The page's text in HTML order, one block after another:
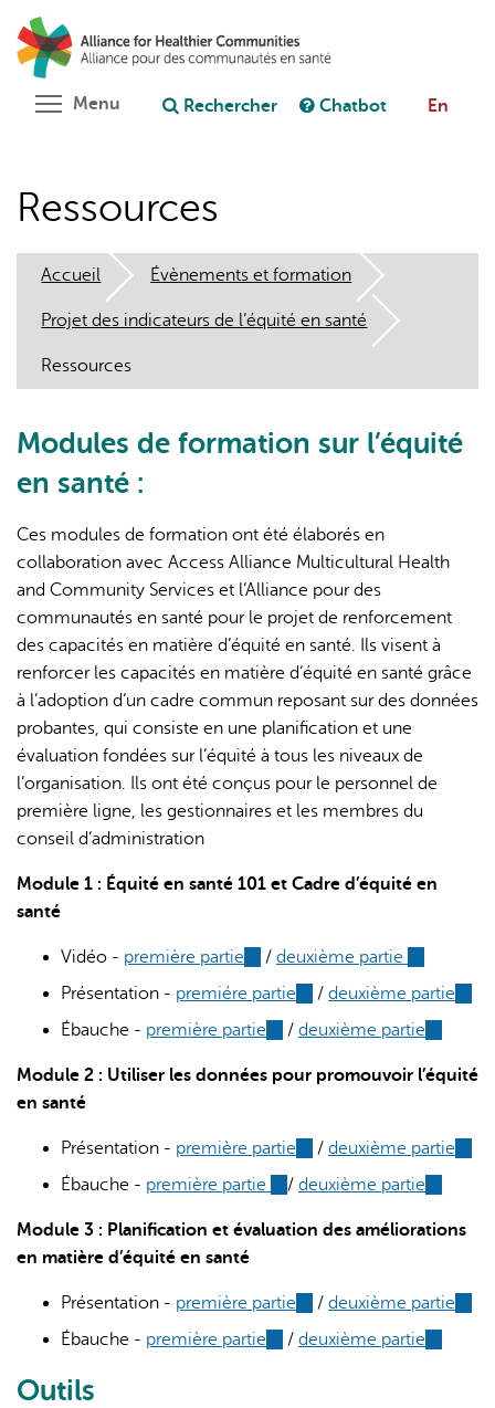
Aller
au
contenu
principal
Poser une question au chatbot
L'IA peut afficher des informations incorrectes, veuillez donc
vérifier toute réponse.
Menu Toggle menu visibility
Rechercher Chatbot En
Ressources
Accueil Évènements et formation
Projet des indicateurs de l’équité en santé
Ressources
Modules de formation sur l’équité
en santé :
Ces modules de formation ont été élaborés en
collaboration avec Access Alliance Multicultural Health
and Community Services et l’Alliance pour des
communautés en santé pour le projet de renforcement
des capacités en matière d’équité en santé. Ils visent à
renforcer les capacités en matière d’équité en santé grâce
à l’adoption d’un cadre commun reposant sur des données
probantes, qui consiste en une planification et une
évaluation fondées sur l’équité à tous les niveaux de
l’organisation. Ils ont été conçus pour le personnel de
première ligne, les gestionnaires et les membres du
conseil d’administration
Module 1 : Équité en santé 101 et Cadre d’équité en
santé
Vidéo - première partie (link
/ deuxième partie
Présentation - premiére partie (link
is
/ deuxième partie
Ébauche - première partie (link
external)
/ deuxième partie
external)
Module 2 : Utiliser les données pour promouvoir l’équité
en santé
Présentation - première partie (link
is
/ deuxième partie
Ébauche - première partie
(link
external)
/ deuxième partie
external)
Module 3 : Planification et évaluation des améliorations
en matière d’équité en santé
Présentation - première partie (link
is
/ deuxième partie
Ébauche - première partie (link
/ deuxième partie
Outils